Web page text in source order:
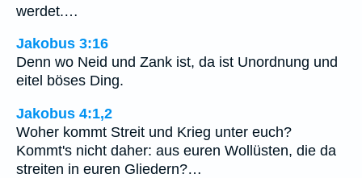
werdet.…
Jakobus 3:16
Denn wo Neid und Zank ist, da ist Unordnung und
eitel böses Ding.
Jakobus 4:1,2
Woher kommt Streit und Krieg unter euch?
Kommt's nicht daher: aus euren Wollüsten, die da
streiten in euren Gliedern?…